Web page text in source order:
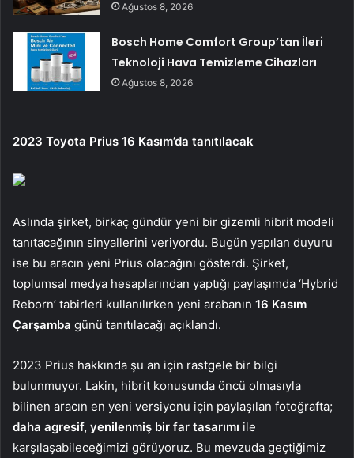
Ağustos 8, 2026
Bosch Home Comfort Group’tan İleri
Teknoloji Hava Temizleme Cihazları
Ağustos 8, 2026
2023 Toyota Prius 16 Kasım’da tanıtılacak
Aslında şirket, birkaç gündür yeni bir gizemli hibrit modeli
tanıtacağının sinyallerini veriyordu. Bugün yapılan duyuru
ise bu aracın yeni Prius olacağını gösterdi. Şirket,
toplumsal medya hesaplarından yaptığı paylaşımda ‘Hybrid
Reborn’ tabirleri kullanılırken yeni arabanın 16 Kasım
Çarşamba günü tanıtılacağı açıklandı.
2023 Prius hakkında şu an için rastgele bir bilgi
bulunmuyor. Lakin, hibrit konusunda öncü olmasıyla
bilinen aracın en yeni versiyonu için paylaşılan fotoğrafta;
daha agresif, yenilenmiş bir far tasarımı ile
karşılaşabileceğimizi görüyoruz. Bu mevzuda geçtiğimiz